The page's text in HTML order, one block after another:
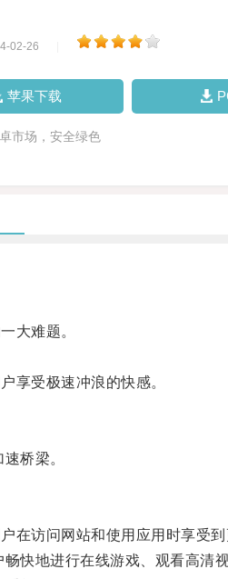
02-26
苹果下载
市场，安全绿色
大难题。
受极速冲浪的快感。
桥梁。
访问网站和使用应用时享受到
地进行在线游戏、观看高清视